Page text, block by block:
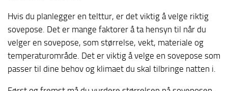
Hvis du planlegger en telttur, er det viktig å velge riktig
sovepose. Det er mange faktorer å ta hensyn til når du
velger en sovepose, som størrelse, vekt, materiale og
temperaturområde. Det er viktig å velge en sovepose som
passer til dine behov og klimaet du skal tilbringe natten i.